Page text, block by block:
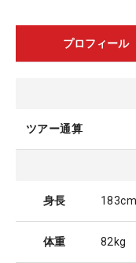
プロフィール
ツアー通算
身長 183cm
体重 82kg